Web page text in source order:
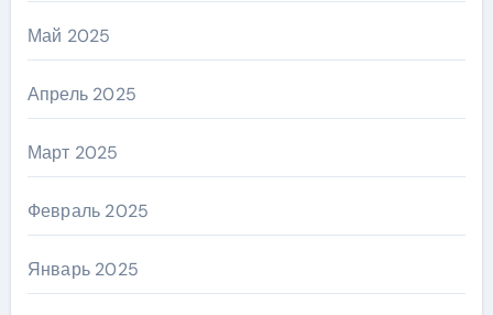
Май 2025
Апрель 2025
Март 2025
Февраль 2025
Январь 2025